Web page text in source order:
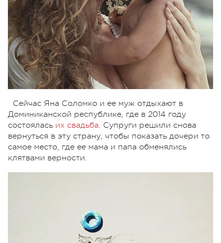
Сейчас Яна Соломко и ее муж отдыхают в
Доминиканской республике, где в 2014 году
состоялась их свадьба. Супруги решили снова
вернуться в эту страну, чтобы показать дочери то
самое место, где ее мама и папа обменялись
клятвами верности.